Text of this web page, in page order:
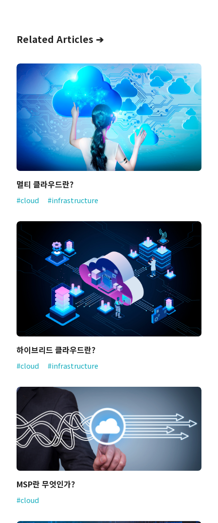
Related Articles ➔
멀티 클라우드란?
#cloud #infrastructure
하이브리드 클라우드란?
#cloud #infrastructure
MSP란 무엇인가?
#cloud